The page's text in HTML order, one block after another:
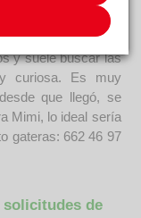
y sociable. Le
y suele buscar las
curiosa. Es muy
que llegó, se
Mimi, lo ideal sería
gateras: 662 46 97
solicitudes de